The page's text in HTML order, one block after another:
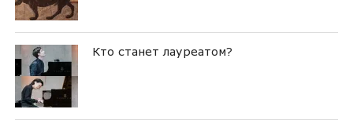
Кто станет лауреатом?